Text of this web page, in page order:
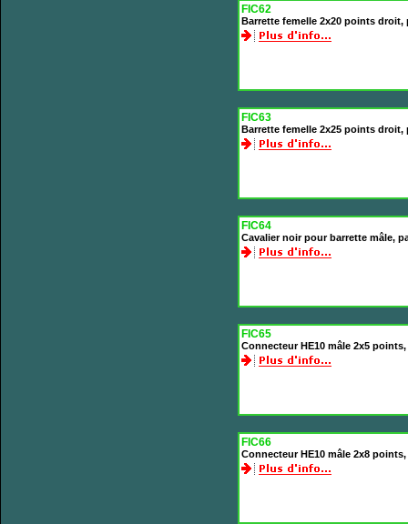
FIC62
Barrette femelle 2x20 points droit,
FIC63
Barrette femelle 2x25 points droit,
FIC64
Cavalier noir pour barrette mâle,
FIC65
Connecteur HE10 mâle 2x5
FIC66
Connecteur HE10 mâle 2x8